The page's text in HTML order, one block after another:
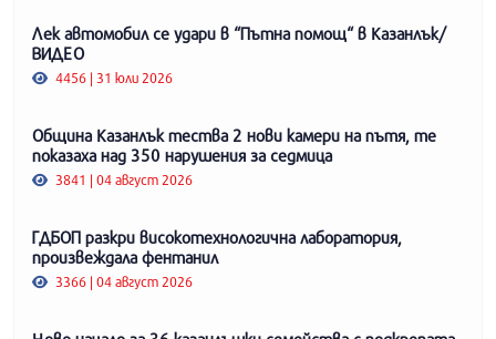
Лек автомобил се удари в “Пътна помощ“ в Казанлък/
ВИДЕО
4456 | 31 юли 2026
Община Казанлък тества 2 нови камери на пътя, те
показаха над 350 нарушения за седмица
3841 | 04 август 2026
ГДБОП разкри високотехнологична лаборатория,
произвеждала фентанил
3366 | 04 август 2026